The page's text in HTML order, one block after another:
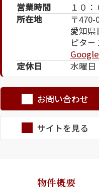
シャーメゾンとは
ン
営業時間
１０
所在地
〒470-
愛知県
ピタ－
定休日
水曜日
お問い合わせ
サイトを見る
物件概要